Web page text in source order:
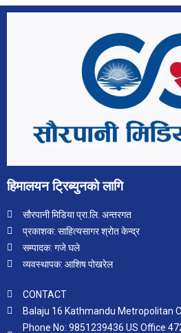
हिमालयन ट्रिब्युनको लागि
सौरपानी मिडिया प्रा.लि. अन्तरगत
प्रकाशक: साहित्यसागर श्रोत केन्द्र
सम्पादक: गजे घले
व्यवस्थापक: आशिष पोखरेल
CONTACT
Balaju 16 Kathmandu Metropolitan
Phone No: 9851239436 US Office